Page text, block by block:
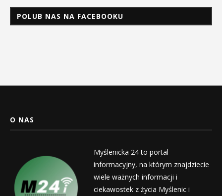
POLUB NAS NA FACEBOOKU
O NAS
Myślenicka 24 to portal
informacyjny, na którym znajdziecie
wiele ważnych informacji i
ciekawostek z życia Myślenic i